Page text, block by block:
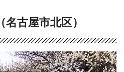
古屋市北区）